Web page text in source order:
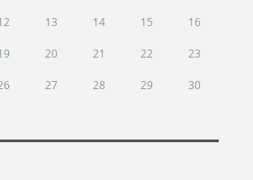
13 14 15 16
20 21 22 23
27 28 29 30